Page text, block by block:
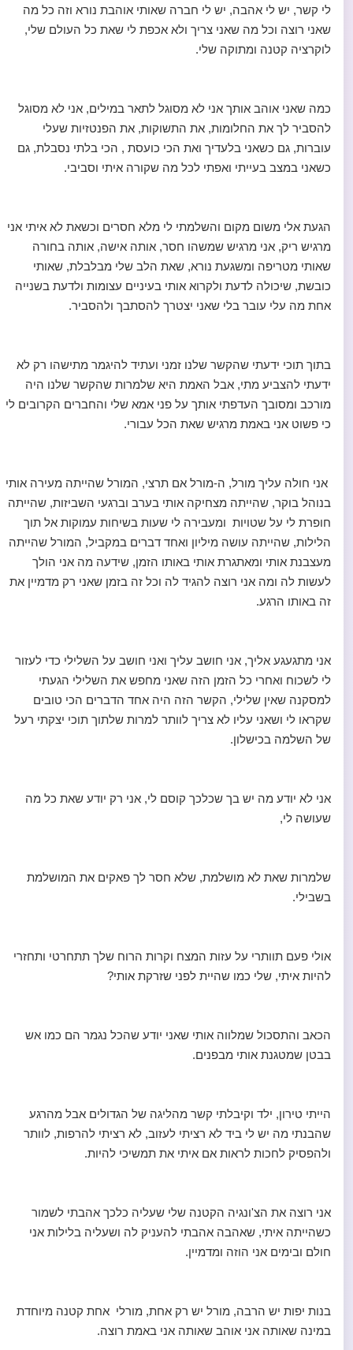
לי קשר, יש לי אהבה, יש לי חברה שאותי אוהבת נורא וזה כל מה
שאני רוצה וכל מה שאני צריך ולא אכפת לי שאת כל העולם שלי,
לוקרציה קטנה ומתוקה שלי.
כמה שאני אוהב אותך אני לא מסוגל לתאר במילים, אני לא מסוגל
להסביר לך את החלומות, את התשוקות, את הפנטזיות שעלי
עוברות, גם כשאני בלעדיך ואת הכי כועסת , הכי בלתי נסבלת, גם
כשאני במצב בעייתי ואפתי לכל מה שקורה איתי וסביבי.
הגעת אלי משום מקום והשלמתי לי מלא חסרים וכשאת לא איתי אני
מרגיש ריק, אני מרגיש שמשהו חסר, אותה אישה, אותה בחורה
שאותי מטריפה ומשגעת נורא, שאת הלב שלי מבלבלת, שאותי
כובשת, שיכולה לדעת ולקרוא אותי בעיניים עצומות ולדעת בשנייה
אחת מה עלי עובר בלי שאני יצטרך להסתבך ולהסביר.
בתוך תוכי ידעתי שהקשר שלנו זמני ועתיד להיגמר מתישהו רק לא
ידעתי להצביע מתי, אבל האמת היא שלמרות שהקשר שלנו היה
מורכב ומסובך העדפתי אותך על פני אמא שלי והחברים הקרובים לי
כי פשוט אני באמת מרגיש שאת הכל עבורי.
אני חולה עליך מורל, ה-מורל אם תרצי, המורל שהייתה מעירה אותי
בנוהל בוקר, שהייתה מצחיקה אותי בערב וברגעי השביזות, שהייתה
חופרת לי על שטויות ומעבירה לי שעות בשיחות עמוקות אל תוך
הלילות, שהייתה עושה מיליון ואחד דברים במקביל, המורל שהייתה
מעצבנת אותי ומאתגרת אותי באותו הזמן, שידעה מה אני הולך
לעשות לה ומה אני רוצה להגיד לה וכל זה בזמן שאני רק מדמיין את
זה באותו הרגע.
אני מתגעגע אליך, אני חושב עליך ואני חושב על השלילי כדי לעזור
לי לשכוח ואחרי כל הזמן הזה שאני מחפש את השלילי הגעתי
למסקנה שאין שלילי, הקשר הזה היה אחד הדברים הכי טובים
שקראו לי ושאני עליו לא צריך לוותר למרות שלתוך תוכי יצקתי רעל
של השלמה בכישלון.
אני לא יודע מה יש בך שכלכך קוסם לי, אני רק יודע שאת כל מה
שעושה לי,
שלמרות שאת לא מושלמת, שלא חסר לך פאקים את המושלמת
בשבילי.
אולי פעם תוותרי על עזות המצח וקרות הרוח שלך תתחרטי ותחזרי
להיות איתי, שלי כמו שהיית לפני שזרקת אותי?
הכאב והתסכול שמלווה אותי שאני יודע שהכל נגמר הם כמו אש
בבטן שמטגנת אותי מבפנים.
הייתי טירון, ילד וקיבלתי קשר מהליגה של הגדולים אבל מהרגע
שהבנתי מה יש לי ביד לא רציתי לעזוב, לא רציתי להרפות, לוותר
ולהפסיק לחכות לראות אם איתי את תמשיכי להיות.
אני רוצה את הצ'ונגיה הקטנה שלי שעליה כלכך אהבתי לשמור
כשהייתה איתי, שאהבה אהבתי להעניק לה ושעליה בלילות אני
חולם ובימים אני הוזה ומדמיין.
בנות יפות יש הרבה, מורל יש רק אחת, מורלי אחת קטנה מיוחדת
במינה שאותה אני אוהב שאותה אני באמת רוצה.